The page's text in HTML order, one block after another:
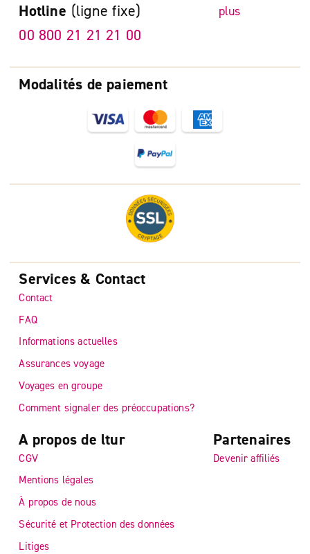
Modalités de paiement
Hotline (ligne fixe) plus
00 800 21 21 21 00
Services & Contact
Contact
FAQ
Informations actuelles
Assurances voyage
Voyages en groupe
Comment signaler des préoccupations?
A propos de ltur
CGV
Mentions légales
À propos de nous
Sécurité et Protection des données
Litiges
Partenaires
Devenir affiliés